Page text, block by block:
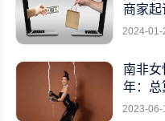
商家
2024-01-
南非
年：总
2023-06-